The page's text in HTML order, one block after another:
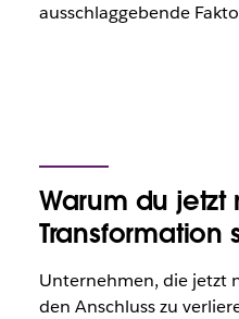
ausschlaggebende
Warum du
Transformation
Unternehmen, die jetzt
den Anschluss zu